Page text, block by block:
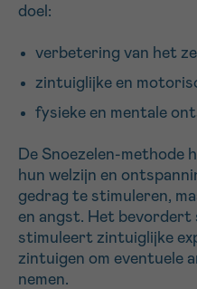
doel:
verbetering van het
zintuiglijke en
fysieke en mentale
De Snoezelen-methode
hun welzijn en
gedrag te stimuleren,
en angst. Het bevordert
stimuleert zintuiglijke
zintuigen om eventuele
nemen.
Ik aanvaard de